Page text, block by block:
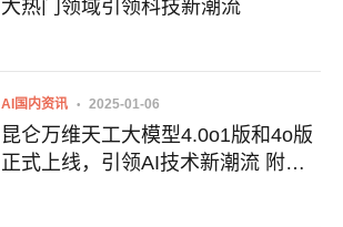
大热门领域引领科技新潮流
AI国内资讯 2025-01-06
昆仑万维天工大模型4.0o1版和4o版
正式上线，引领AI技术新潮流 附地